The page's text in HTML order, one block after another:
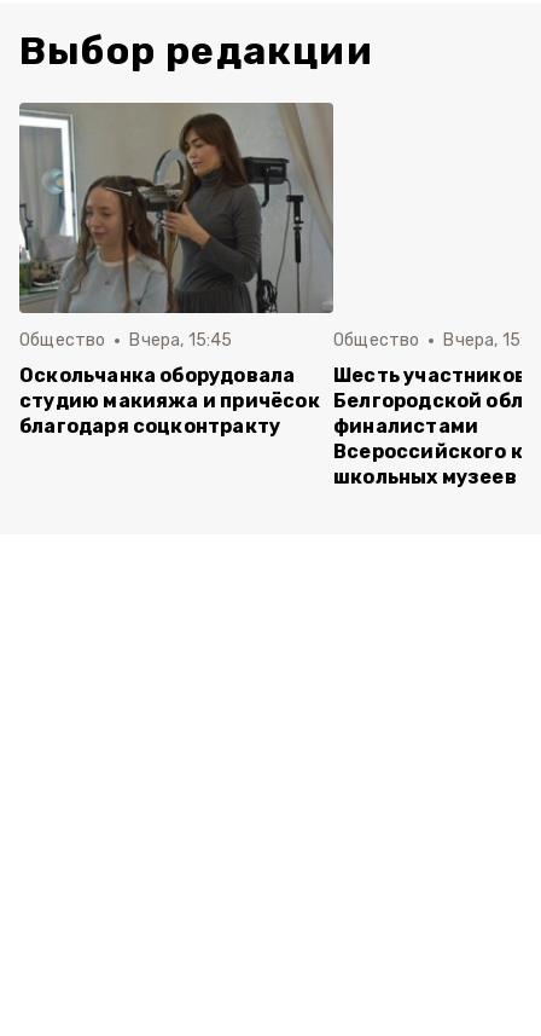
Выбор редакции
Общество Вчера, 15:45
Оскольчанка оборудовала
студию макияжа и причёсок
благодаря соцконтракту
Общество Вчера,
Шесть участников
Белгородской
финалистами
Всероссийского
школьных музеев